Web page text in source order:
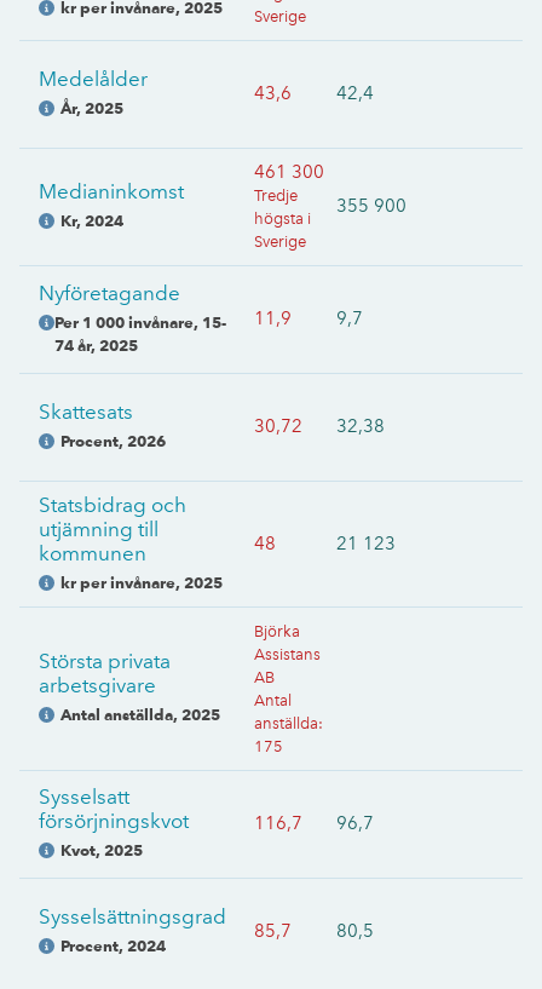
kr per invånare, 2025
Sverige
Medelålder
År, 2025
43,6 42,4
Medianinkomst
Kr, 2024
461 300
Tredje
högsta i
Sverige
355 900
Nyföretagande
Per 1 000 invånare, 15-
74 år,2025
11,9 9,7
Skattesats
Procent, 2026
30,72 32,38
Statsbidrag och
utjämning till
kommunen
kr per invånare, 2025
48 21 123
Största privata
arbetsgivare
Antal anställda, 2025
Björka
Assistans
AB
Antal
anställda:
175
Sysselsatt
försörjningskvot
Kvot, 2025
116,7 96,7
Sysselsättningsgrad
Procent, 2024
85,7 80,5